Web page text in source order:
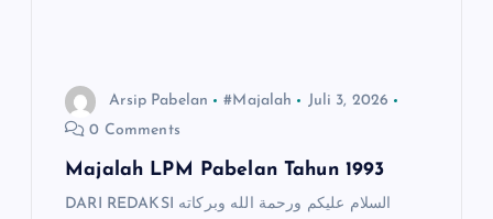
Arsip Pabelan #Majalah
Juli 3, 2026
0 Comments
Majalah LPM Pabelan Tahun 1993
DARI REDAKSI السلام عليكم ورحمة الله وبركاته